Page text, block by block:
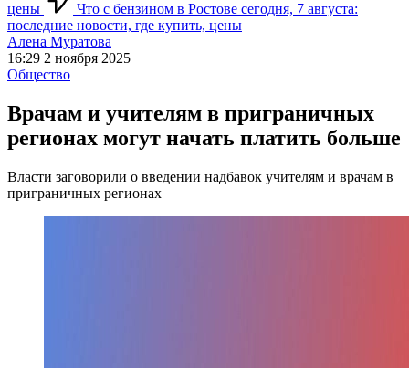
цены
Что с бензином в Ростове сегодня, 7 августа:
последние новости, где купить, цены
Алена Муратова
16:29 2 ноября 2025
Общество
Врачам и учителям в приграничных
регионах могут начать платить больше
Власти заговорили о введении надбавок учителям и врачам в
приграничных регионах